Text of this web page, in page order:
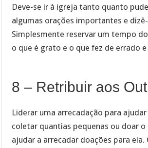
Deve-se ir à igreja tanto quanto
algumas orações importantes e
Simplesmente reservar um tempo
o que é grato e o que fez de errado
8 – Retribuir aos
Liderar uma arrecadação para
coletar quantias pequenas ou doar
ajudar a arrecadar doações para